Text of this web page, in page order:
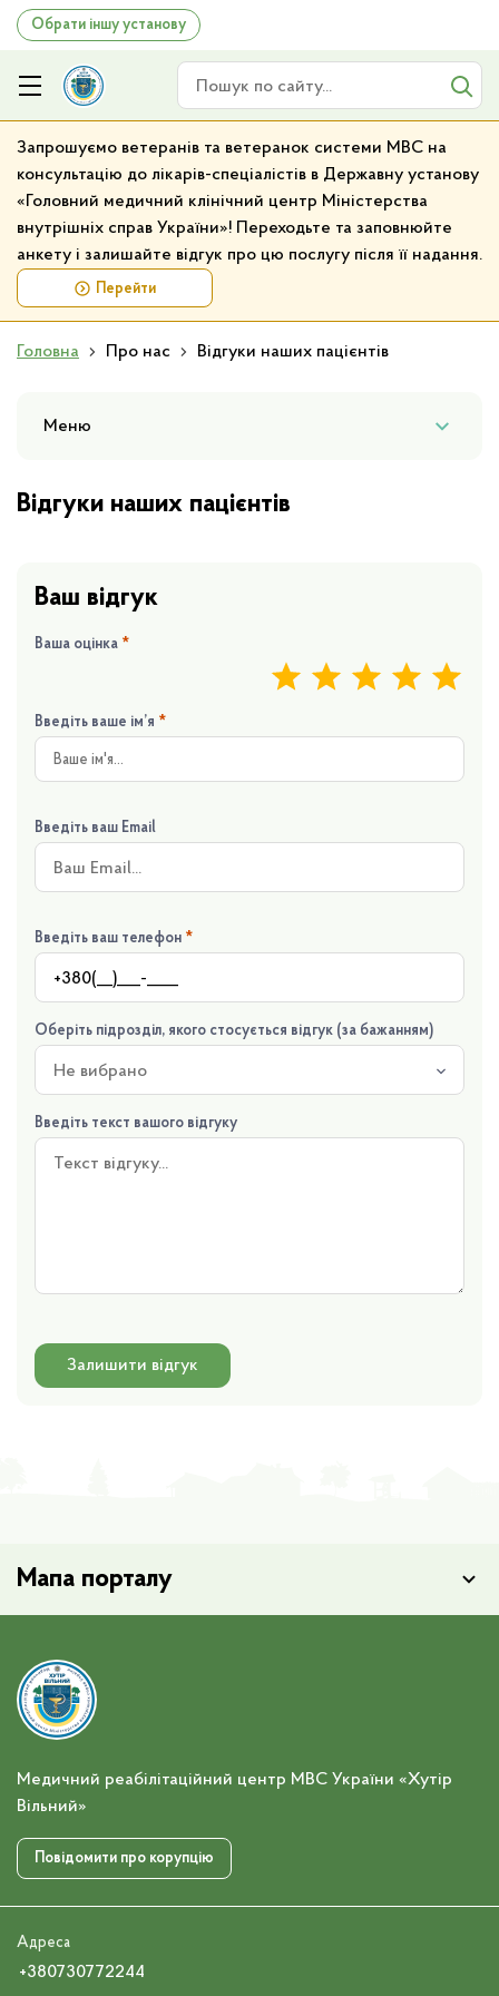
Обрати іншу установу
Запрошуємо ветеранів та ветеранок системи МВС на
консультацію до лікарів-спеціалістів в Державну установу
«Головний медичний клінічний центр Міністерства
внутрішніх справ України»! Переходьте та заповнюйте
анкету і залишайте відгук про цю послугу після її надання.
Перейти
Головна Про нас Відгуки наших пацієнтів
Меню
Відгуки наших пацієнтів
Ваш відгук
Ваша оцінка *
Введіть ваше ім’я *
Введіть ваш Email
Введіть ваш телефон *
Оберіть підрозділ, якого стосується відгук (за бажанням)
Не вибрано
Введіть текст вашого відгуку
Залишити відгук
Мапа порталу
Медичний реабілітаційний центр МВС України «Хутір
Вільний»
Повідомити про корупцію
Адреса
+380730772244